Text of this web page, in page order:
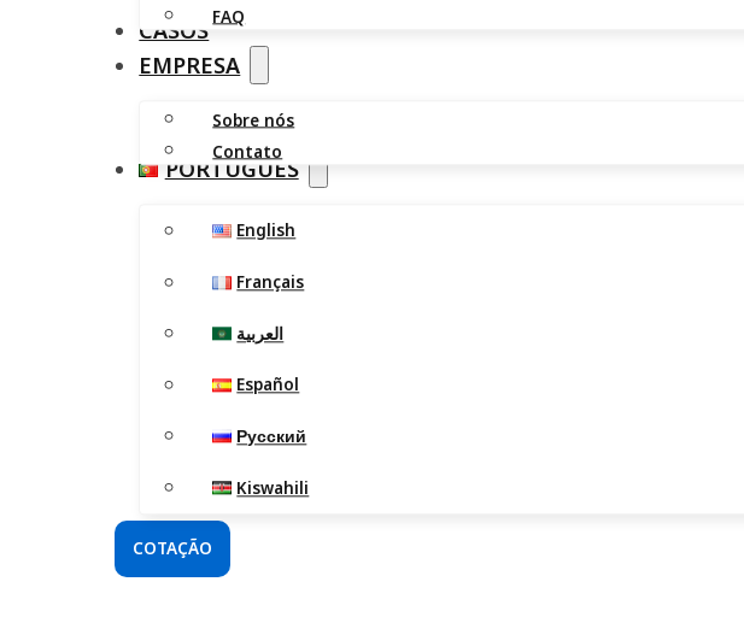
FAQ
CASOS
EMPRESA
Sobre nós
Contato
PORTUGUÊS
English
Français
العربية
Español
Русский
Kiswahili
COTAÇÃO